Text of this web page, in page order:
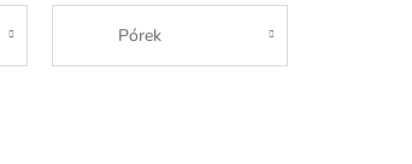
Pórek